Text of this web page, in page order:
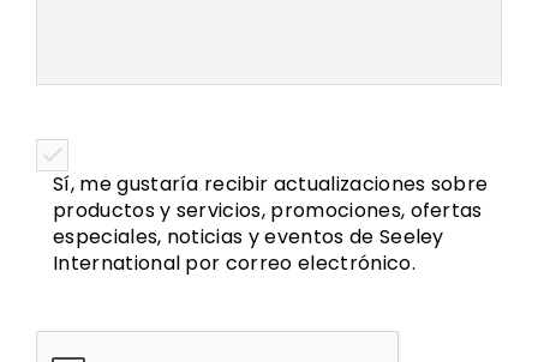
Sí, me gustaría recibir actualizaciones sobre
productos y servicios, promociones, ofertas
especiales, noticias y eventos de Seeley
International por correo electrónico.